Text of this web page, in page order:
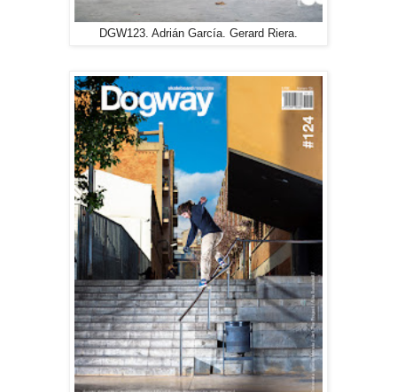
DGW123. Adrián García. Gerard Riera.